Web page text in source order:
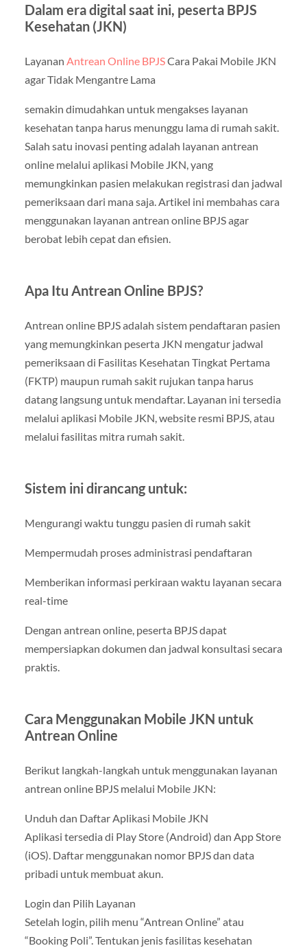
Dalam era digital saat ini, peserta BPJS
Kesehatan (JKN)
Layanan Antrean Online BPJSCara Pakai Mobile JKN
agar Tidak Mengantre Lama
semakin dimudahkan untuk mengakses layanan
kesehatan tanpa harus menunggu lama di rumah sakit.
Salah satu inovasi penting adalah layanan antrean
online melalui aplikasi Mobile JKN, yang
memungkinkan pasien melakukan registrasi dan jadwal
pemeriksaan dari mana saja. Artikel ini membahas cara
menggunakan layanan antrean online BPJS agar
berobat lebih cepat dan efisien.
Apa Itu Antrean Online BPJS?
Antrean online BPJS adalah sistem pendaftaran pasien
yang memungkinkan peserta JKN mengatur jadwal
pemeriksaan di Fasilitas Kesehatan Tingkat Pertama
(FKTP) maupun rumah sakit rujukan tanpa harus
datang langsung untuk mendaftar. Layanan ini tersedia
melalui aplikasi Mobile JKN, website resmi BPJS, atau
melalui fasilitas mitra rumah sakit.
Sistem ini dirancang untuk:
Mengurangi waktu tunggu pasien di rumah sakit
Mempermudah proses administrasi pendaftaran
Memberikan informasi perkiraan waktu layanan secara
real-time
Dengan antrean online, peserta BPJS dapat
mempersiapkan dokumen dan jadwal konsultasi secara
praktis.
Cara Menggunakan Mobile JKN untuk
Antrean Online
Berikut langkah-langkah untuk menggunakan layanan
antrean online BPJS melalui Mobile JKN:
Unduh dan Daftar Aplikasi Mobile JKN
Aplikasi tersedia di Play Store (Android) dan App Store
(iOS). Daftar menggunakan nomor BPJS dan data
pribadi untuk membuat akun.
Login dan Pilih Layanan
Setelah login, pilih menu “Antrean Online” atau
“Booking Poli”. Tentukan jenis fasilitas kesehatan